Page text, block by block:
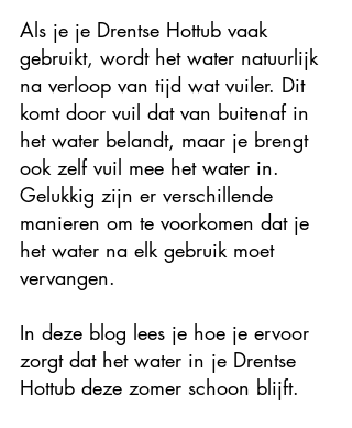
Als je je Drentse Hottub vaak
gebruikt, wordt het water natuurlijk
na verloop van tijd wat vuiler. Dit
komt door vuil dat van buitenaf in
het water belandt, maar je brengt
ook zelf vuil mee het water in.
Gelukkig zijn er verschillende
manieren om te voorkomen dat je
het water na elk gebruik moet
vervangen.
In deze blog lees je hoe je ervoor
zorgt dat het water in je Drentse
Hottub deze zomer schoon blijft.